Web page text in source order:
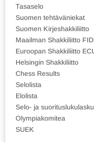
Tasaselo
Suomen tehtäväniekat
Suomen Kirjeshakkiliitto
Maailman Shakkiliitto
Euroopan Shakkiliitto
Helsingin Shakkiliitto
Chess Results
Selolista
Elolista
Selo- ja
Olympiakomitea
SUEK